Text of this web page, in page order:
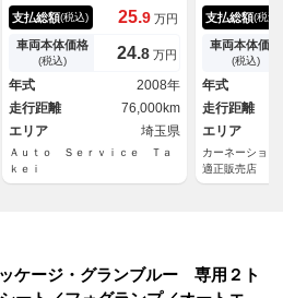
ング ＥＴＣ キーレス 本革
シート ナビ
支払総額(税込) 25.9 万円
車両本体価格
(税込) 24.8 万円
年式
2008年
走行距離
76,000km
エリア
埼玉県
Ａｕｔｏ Ｓｅｒｖｉｃｅ Ｔａ
ｋｅｉ
Ｄヘッドラン
／ハーフレザ
リングストッ
ドラレコ／ポ
Ｄ／リモコン
支払総額(税込)
車両本体価格
(税込)
年式
走行距離
エリア
カーネーショ
適正販売店
ケージ・グランブルー 専用２ト